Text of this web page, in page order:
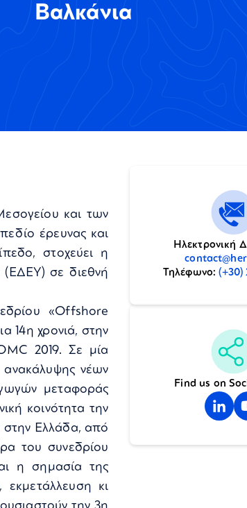
Βαλκάνια
και των
έρευνας και
στοχεύει η
(ΕΔΕΥ) σε διεθνή
«Offshore
14η χρονιά, στην
2019. Σε μία
ανακάλυψης νέων
μεταφοράς
κοινότητα την
στην Ελλάδα, από
του συνεδρίου
η σημασία της
κι
Ηλεκτρονική
Τηλέφωνο:(+30)
Find us on